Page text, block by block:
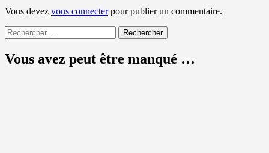
Vous devez vous connecterpour publier un commentaire.
Rechercher :
Vous avez peut être manqué …